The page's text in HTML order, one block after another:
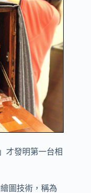
才發明第一台相
圖技術，稱為